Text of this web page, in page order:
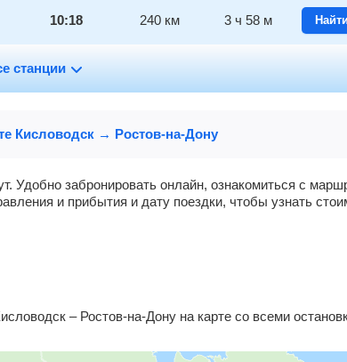
станции
10:18 240 км 3 ч 58 м
11:01
437км 6 м
Кисловодск → Ростов-на-Дону
Удобно забронировать онлайн, ознакомиться с
и прибытия и дату поездки, чтобы узнать
– Ростов-на-Дону на карте со всеми